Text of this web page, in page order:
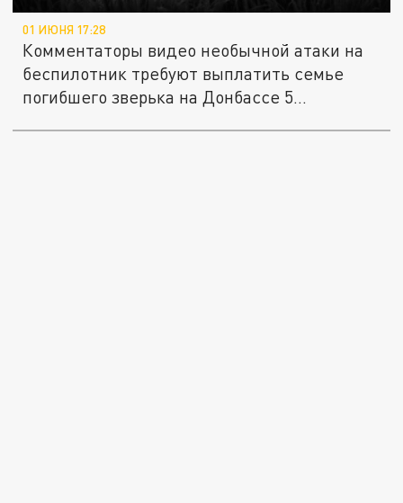
01 ИЮНЯ 17:28
Комментаторы видео необычной атаки на
беспилотник требуют выплатить семье
погибшего зверька на Донбассе 5...